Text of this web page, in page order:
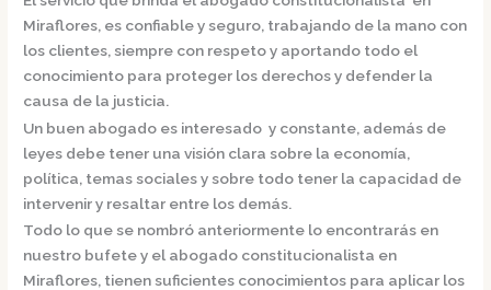
Miraflores, es confiable y seguro, trabajando de la mano con
los clientes, siempre con respeto y aportando todo el
conocimiento para proteger los derechos y defender la
causa de la justicia.
Un buen abogado es interesado y constante, además de
leyes debe tener una visión clara sobre la economía,
política, temas sociales y sobre todo tener la capacidad de
intervenir y resaltar entre los demás.
Todo lo que se nombró anteriormente lo encontrarás en
nuestro bufete y el abogado constitucionalista en
Miraflores, tienen suficientes conocimientos para aplicar los